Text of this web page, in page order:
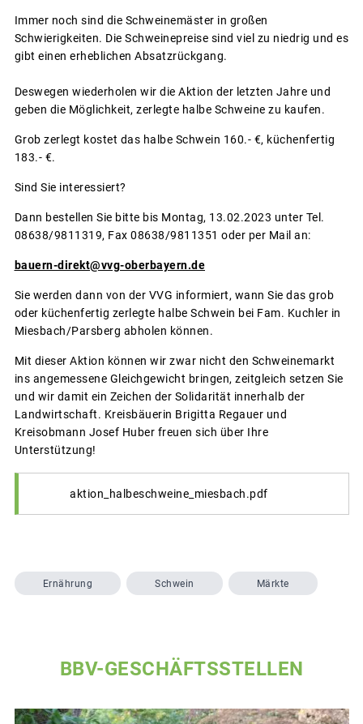
Immer noch sind die Schweinemäster in großen
Schwierigkeiten. Die Schweinepreise sind viel zu niedrig und es
gibt einen erheblichen Absatzrückgang.
Deswegen wiederholen wir die Aktion der letzten Jahre und
geben die Möglichkeit, zerlegte halbe Schweine zu kaufen.
Grob zerlegt kostet das halbe Schwein 160.- €, küchenfertig
183.- €.
Sind Sie interessiert?
Dann bestellen Sie bitte bis Montag, 13.02.2023 unter Tel.
08638/9811319, Fax 08638/9811351 oder per Mail an:
bauern-direkt@vvg-oberbayern.de
Sie werden dann von der VVG informiert, wann Sie das grob
oder küchenfertig zerlegte halbe Schwein bei Fam. Kuchler in
Miesbach/Parsberg abholen können.
Mit dieser Aktion können wir zwar nicht den Schweinemarkt
ins angemessene Gleichgewicht bringen, zeitgleich setzen Sie
und wir damit ein Zeichen der Solidarität innerhalb der
Landwirtschaft. Kreisbäuerin Brigitta Regauer und
Kreisobmann Josef Huber freuen sich über Ihre
Unterstützung!
aktion_halbeschweine_miesbach.pdf
Ernährung Schwein Märkte
BBV-GESCHÄFTSSTELLEN